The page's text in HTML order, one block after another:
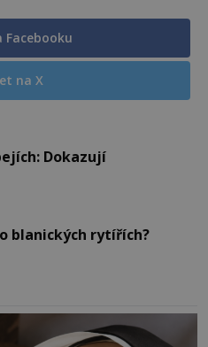
Facebooku
na X
Dokazují
blanických rytířích?